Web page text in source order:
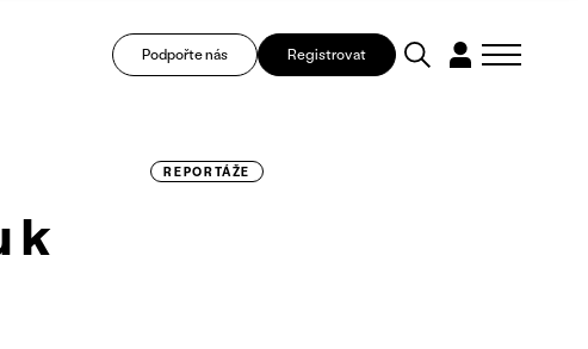
Podpořte nás Registrovat
REPORTÁŽE
k